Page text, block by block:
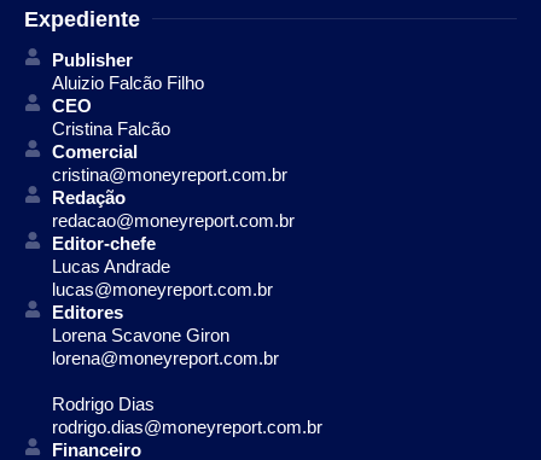
Expediente
Publisher
Aluizio Falcão Filho
CEO
Cristina Falcão
Comercial
cristina@moneyreport.com.br
Redação
redacao@moneyreport.com.br
Editor-chefe
Lucas Andrade
lucas@moneyreport.com.br
Editores
Lorena Scavone Giron
lorena@moneyreport.com.br
Rodrigo Dias
rodrigo.dias@moneyreport.com.br
Financeiro